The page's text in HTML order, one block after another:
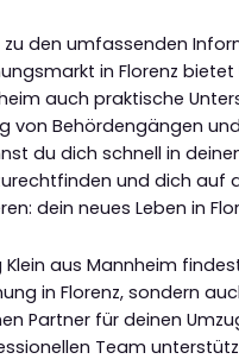
zu den umfassenden
in Florenz bietet
auch praktische
von Behördengängen
du dich schnell in
und dich auf
dein neues Leben in
Klein aus Mannheim
in Florenz, sondern
Partner für deinen
Team